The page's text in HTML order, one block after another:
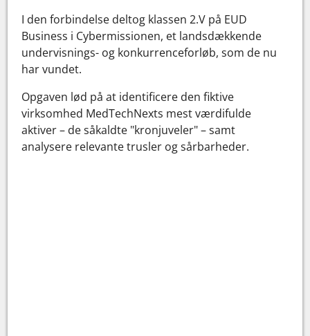
I den forbindelse deltog klassen 2.V på EUD
Business i Cybermissionen, et landsdækkende
undervisnings- og konkurrenceforløb, som de nu
har vundet.
Opgaven lød på at identificere den fiktive
virksomhed MedTechNexts mest værdifulde
aktiver – de såkaldte "kronjuveler" – samt
analysere relevante trusler og sårbarheder.